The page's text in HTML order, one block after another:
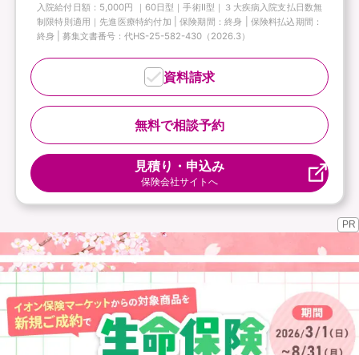
入院給付日額：5,000円 ｜60日型｜手術Ⅱ型｜３大疾病入院支払日数無
制限特則適用｜先進医療特約付加 | 保険期間：終身 | 保険料払込期間：
終身 | 募集文書番号：代HS-25-582-430（2026.3）
無料で相談予約
資料請求
見積り・申込み
保険会社サイトへ
PR